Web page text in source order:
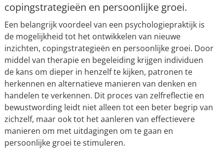
copingstrategieën en persoonlijke groei.
Een belangrijk voordeel van een psychologiepraktijk is
de mogelijkheid tot het ontwikkelen van nieuwe
inzichten, copingstrategieën en persoonlijke groei. Door
middel van therapie en begeleiding krijgen individuen
de kans om dieper in henzelf te kijken, patronen te
herkennen en alternatieve manieren van denken en
handelen te verkennen. Dit proces van zelfreflectie en
bewustwording leidt niet alleen tot een beter begrip van
zichzelf, maar ook tot het aanleren van effectievere
manieren om met uitdagingen om te gaan en
persoonlijke groei te stimuleren.